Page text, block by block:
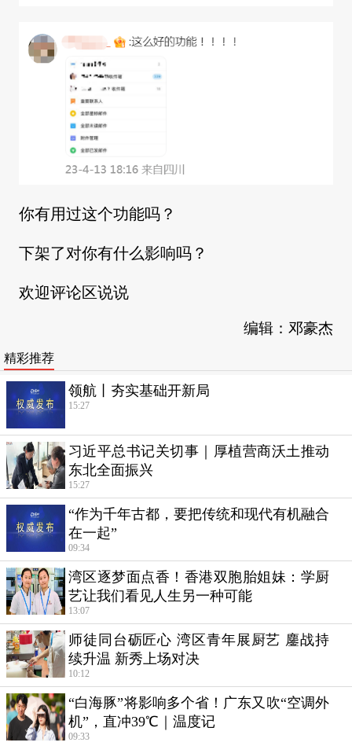
你有用过这个功能吗？
下架了对你有什么影响吗？
欢迎评论区说说
编辑：邓豪杰
精彩推荐